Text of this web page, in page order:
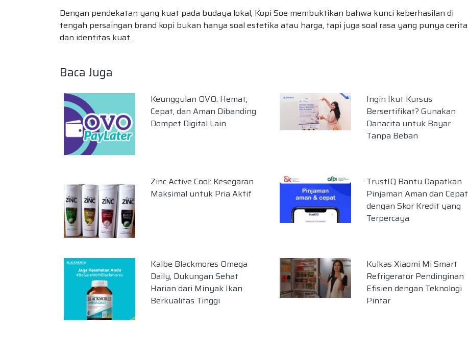
Dengan pendekatan yang kuat pada budaya lokal, Kopi Soe membuktikan bahwa kunci keberhasilan di
tengah persaingan brand kopi bukan hanya soal estetika atau harga, tapi juga soal rasa yang punya cerita
dan identitas kuat.
Baca Juga
Keunggulan OVO: Hemat,
Cepat, dan Aman Dibanding
Dompet Digital Lain
Ingin Ikut Kursus
Bersertifikat? Gunakan
Danacita untuk Bayar
Tanpa Beban
Zinc Active Cool: Kesegaran
Maksimal untuk Pria Aktif
TrustIQ Bantu Dapatkan
Pinjaman Aman dan Cepat
dengan Skor Kredit yang
Terpercaya
Kalbe Blackmores Omega
Daily, Dukungan Sehat
Harian dari Minyak Ikan
Berkualitas Tinggi
Kulkas Xiaomi Mi Smart
Refrigerator Pendinginan
Efisien dengan Teknologi
Pintar